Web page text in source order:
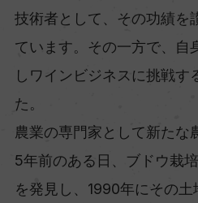
技術者として、その功績を
ています。その一方で、自
しワインビジネスに挑戦す
た。
農業の専門家として新たな
5年前のある日、ブドウ栽
を発見し、1990年にその